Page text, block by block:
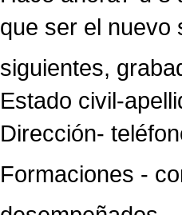
que ser el nuevo
siguientes,
Estado civil-
Dirección-
Formaciones -